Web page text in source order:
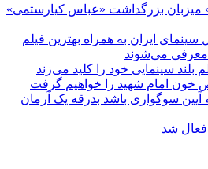
میزبان بزرگداشت «عباس کیارستمی»
ایران به همراه بهترین فیلم
معرفی می‌شوند
بلند سینمایی خود را کلید می‌زند
خون امام شهید را خواهیم گرفت
آیین سوگواری باشد بدرقه یک آرمان
فعال شد